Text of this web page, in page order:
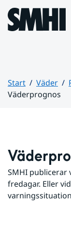
Hoppa till sidans
Start Väder
Väderprognos
SMHI publicerar
fredagar. Eller